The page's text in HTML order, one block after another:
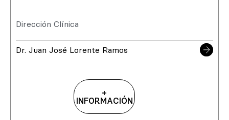
Dirección Clínica
Dr. Juan José Lorente Ramos
+
INFORMACIÓN